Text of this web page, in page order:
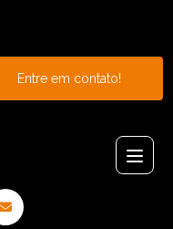
Entre em contato!